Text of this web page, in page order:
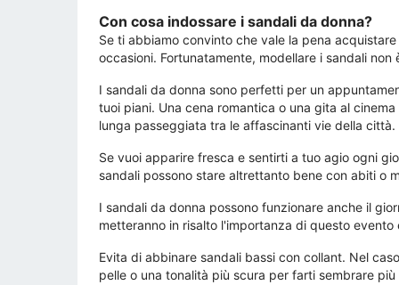
Con cosa indossare i sandali da donna?
Se ti abbiamo convinto che vale la pena
occasioni. Fortunatamente, modellare i sandali
I sandali da donna sono perfetti per un
tuoi piani. Una cena romantica o una gita al
lunga passeggiata tra le affascinanti vie della città.
Se vuoi apparire fresca e sentirti a tuo agio ogni
sandali possono stare altrettanto bene con abiti o
I sandali da donna possono funzionare anche il
metteranno in risalto l'importanza di questo
Evita di abbinare sandali bassi con collant. Nel
pelle o una tonalità più scura per farti sembrare